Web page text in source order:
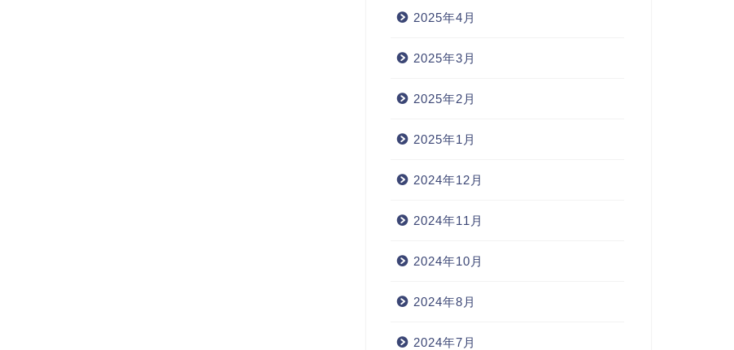
2025年4月
2025年3月
2025年2月
2025年1月
2024年12月
2024年11月
2024年10月
2024年8月
2024年7月